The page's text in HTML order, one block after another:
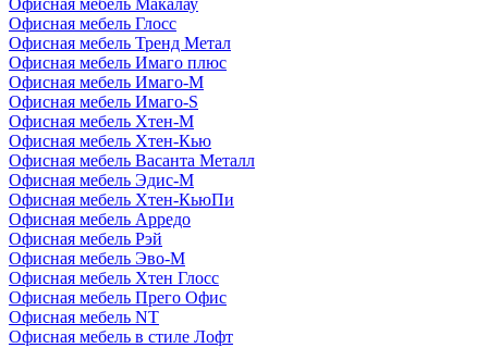
Офисная мебель Макалау
Офисная мебель Глосс
Офисная мебель Тренд Метал
Офисная мебель Имаго плюс
Офисная мебель Имаго-М
Офисная мебель Имаго-S
Офисная мебель Хтен-M
Офисная мебель Хтен-Кью
Офисная мебель Васанта Металл
Офисная мебель Эдис-M
Офисная мебель Хтен-КьюПи
Офисная мебель Арредо
Офисная мебель Рэй
Офисная мебель Эво-M
Офисная мебель Хтен Глосс
Офисная мебель Прего Офис
Офисная мебель NT
Офисная мебель в стиле Лофт